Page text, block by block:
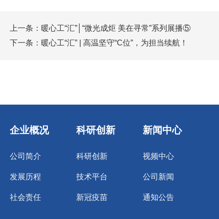
上一条： 暖心工“汇”│“微光成炬 美在寻常”系列展播⑤
下一条： 暖心工“汇” | 高温坚守“C位”，为担当续航！
企业概况
公司简介
发展历程
社会责任
科研创新
科研创新
技术平台
新冠疫苗
新闻中心
视频中心
公司新闻
通知公告